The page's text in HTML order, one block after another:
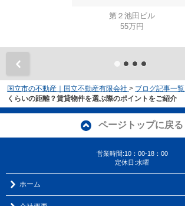
第２池田ビル
55万円
国立市の不動産｜国立不動産有限会社 > ブログ記事一覧
くらいの距離？賃貸物件を選ぶ際のポイントをご紹介
ページトップに戻る
営業時間:10：00-18：00
定休日:水曜
ホーム